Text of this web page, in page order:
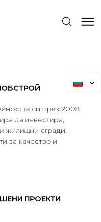
си през 2008
да инвестира,
жилищни сгради,
за качество и
ПРОЕКТИ